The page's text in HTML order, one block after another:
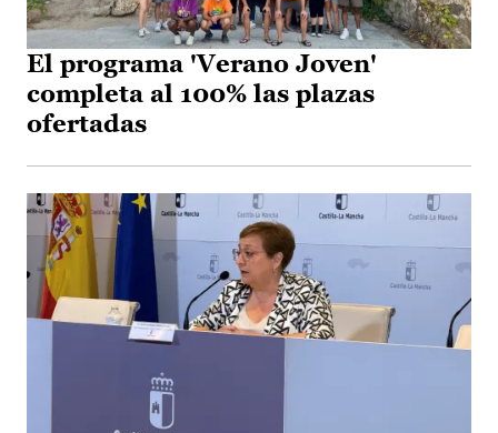
El programa 'Verano Joven'
completa al 100% las plazas
ofertadas